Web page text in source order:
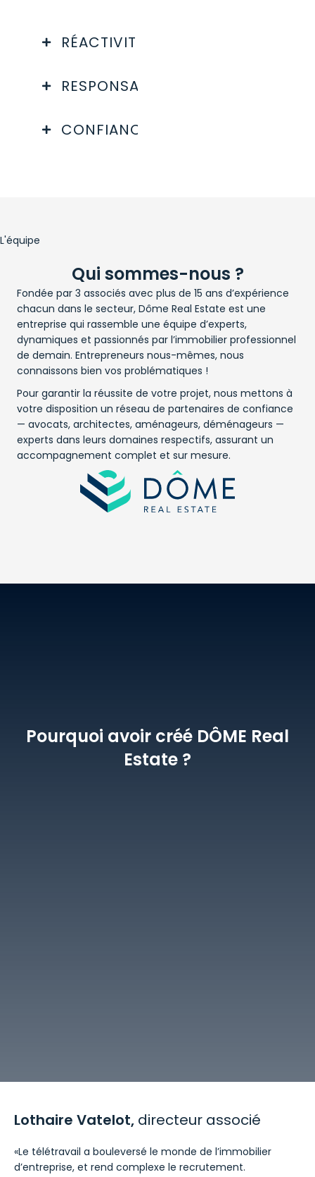
RÉACTIVITÉ
RESPONSABILITÉ
CONFIANCE
L'équipe
Qui sommes-nous ?
Fondée par 3 associés avec plus de 15 ans d’expérience
chacun dans le secteur, Dôme Real Estate est une
entreprise qui rassemble une équipe d’experts,
dynamiques et passionnés par l’immobilier professionnel
de demain. Entrepreneurs nous-mêmes, nous
connaissons bien vos problématiques !
Pour garantir la réussite de votre projet, nous mettons à
votre disposition un réseau de partenaires de confiance
— avocats, architectes, aménageurs, déménageurs —
experts dans leurs domaines respectifs, assurant un
accompagnement complet et sur mesure.
Pourquoi avoir créé DÔME Real
Estate ?
Lothaire Vatelot, directeur associé
«Le télétravail a bouleversé le monde de l’immobilier
d’entreprise, et rend complexe le recrutement.